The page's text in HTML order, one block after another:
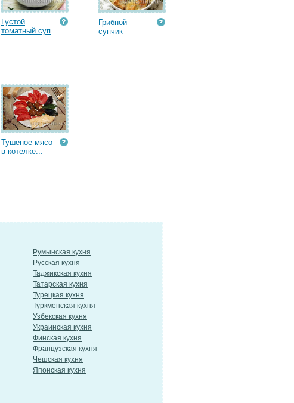
Густой
томатный суп
Грибной
супчик
Тушеное мясо
в котелке...
Румынская кухня
Русская кухня
Таджикская кухня
Татарская кухня
Турецкая кухня
Туркменская кухня
Узбекская кухня
Украинская кухня
Финская кухня
Французская кухня
Чешская кухня
Японская кухня